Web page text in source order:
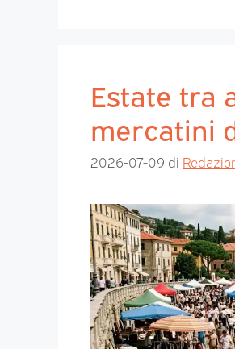
Estate tra
mercatini
2026-07-09 di